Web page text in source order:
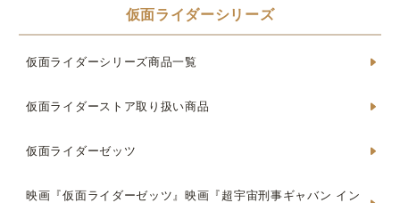
仮面ライダーシリーズ
仮面ライダーシリーズ商品一覧
仮面ライダーストア取り扱い商品
仮面ライダーゼッツ
映画『仮面ライダーゼッツ』映画『超宇宙刑事ギャバン イン